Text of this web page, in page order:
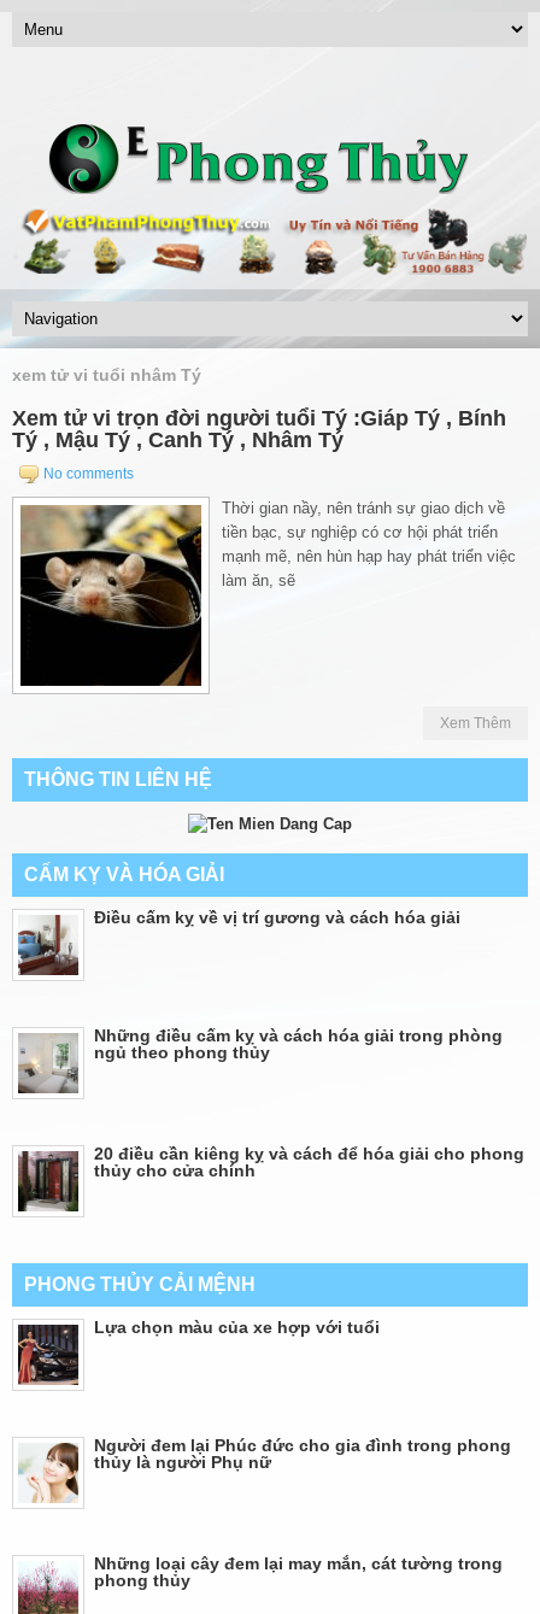
xem tử vi tuổi nhâm Tý
Xem tử vi trọn đời người tuổi Tý :Giáp Tý , Bính
Tý , Mậu Tý , Canh Tý , Nhâm Tý
No comments
Thời gian nầy, nên tránh sự giao dịch về
tiền bạc, sự nghiệp có cơ hội phát triển
mạnh mẽ, nên hùn hạp hay phát triển việc
làm ăn, sẽ
Xem Thêm
THÔNG TIN LIÊN HỆ
CẤM KỴ VÀ HÓA GIẢI
Điều cấm kỵ về vị trí gương và cách hóa giải
Những điều cấm kỵ và cách hóa giải trong phòng
ngủ theo phong thủy
20 điều cần kiêng kỵ và cách để hóa giải cho phong
thủy cho cửa chính
PHONG THỦY CẢI MỆNH
Lựa chọn màu của xe hợp với tuổi
Người đem lại Phúc đức cho gia đình trong phong
thủy là người Phụ nữ
Những loại cây đem lại may mắn, cát tường trong
phong thủy